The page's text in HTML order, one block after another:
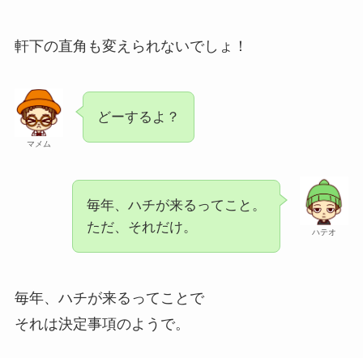
軒下の直角も変えられないでしょ！
マメム
どーするよ？
ハテオ
毎年、ハチが来るってこと。
ただ、それだけ。
毎年、ハチが来るってことで
それは決定事項のようで。